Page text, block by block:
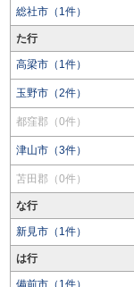
総社市（1件）
た行
高梁市（1件）
玉野市（2件）
都窪郡（0件）
津山市（3件）
苫田郡（0件）
な行
新見市（1件）
は行
備前市（1件）